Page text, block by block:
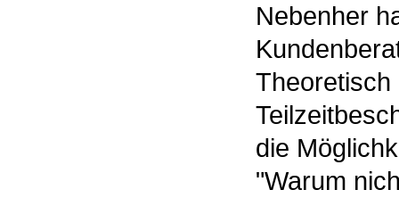
Nebenher
Theoretisch
die
"Warum